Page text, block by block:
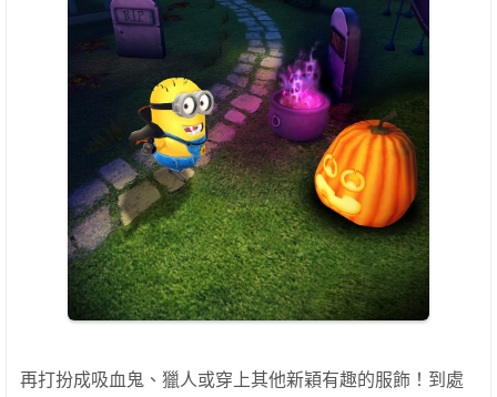
再打扮成吸血鬼、獵人或穿上其他新穎有趣的服飾！到處